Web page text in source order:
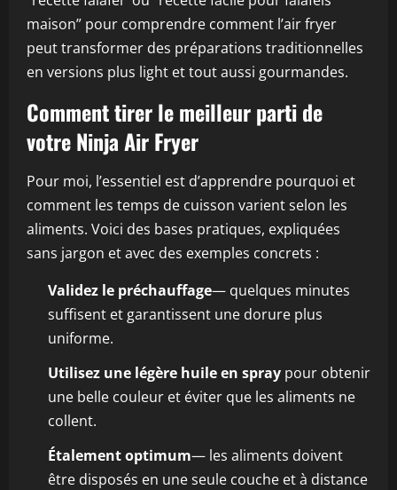
maison” pour comprendre comment l’air fryer
peut transformer des préparations traditionnelles
en versions plus light et tout aussi gourmandes.
Comment tirer le meilleur parti de
votre Ninja Air Fryer
Pour moi, l’essentiel est d’apprendre pourquoi et
comment les temps de cuisson varient selon les
aliments. Voici des bases pratiques, expliquées
sans jargon et avec des exemples concrets :
Validez le préchauffage— quelques minutes
suffisent et garantissent une dorure plus
uniforme.
Utilisez une légère huile en spray pour obtenir
une belle couleur et éviter que les aliments ne
collent.
Étalement optimum— les aliments doivent
être disposés en une seule couche et à distance